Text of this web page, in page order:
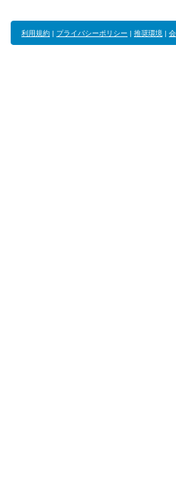
利用規約 | プライバシーポリシー | 推奨環境 |